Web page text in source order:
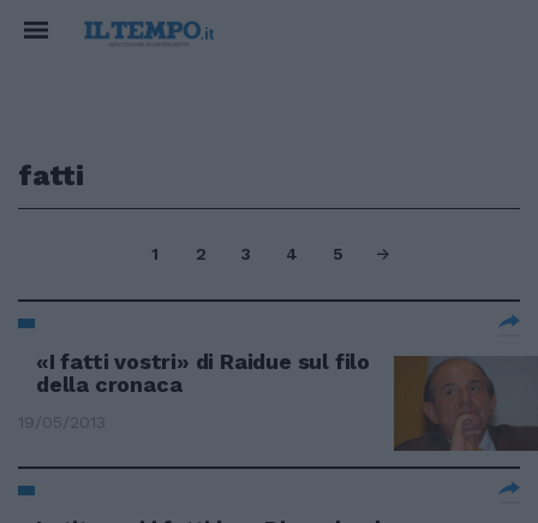
fatti
1 2 3 4 5
«I fatti vostri» di Raidue sul filo
della cronaca
19/05/2013